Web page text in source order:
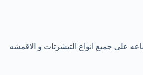
على جميع انواع التيشرتات و الاقمشه